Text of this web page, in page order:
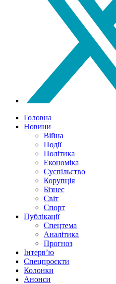
Головна
Новини
Війна
Події
Політика
Економіка
Суспільство
Корупція
Бізнес
Світ
Спорт
Публікації
Спецтема
Аналітика
Прогноз
Інтерв’ю
Спецпроєкти
Колонки
Анонси